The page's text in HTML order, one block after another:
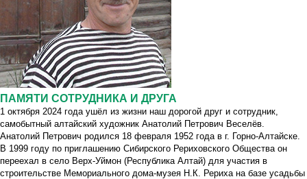
ПАМЯТИ СОТРУДНИКА И ДРУГА
1 октября 2024 года ушёл из жизни наш дорогой друг и сотрудник,
самобытный алтайский художник Анатолий Петрович Веселёв.
Анатолий Петрович родился 18 февраля 1952 года в г. Горно-Алтайске.
В 1999 году по приглашению Сибирского Рериховского Общества он
переехал в село Верх-Уймон (Республика Алтай) для участия в
строительстве Мемориального дома-музея Н.К. Рериха на базе усадьбы